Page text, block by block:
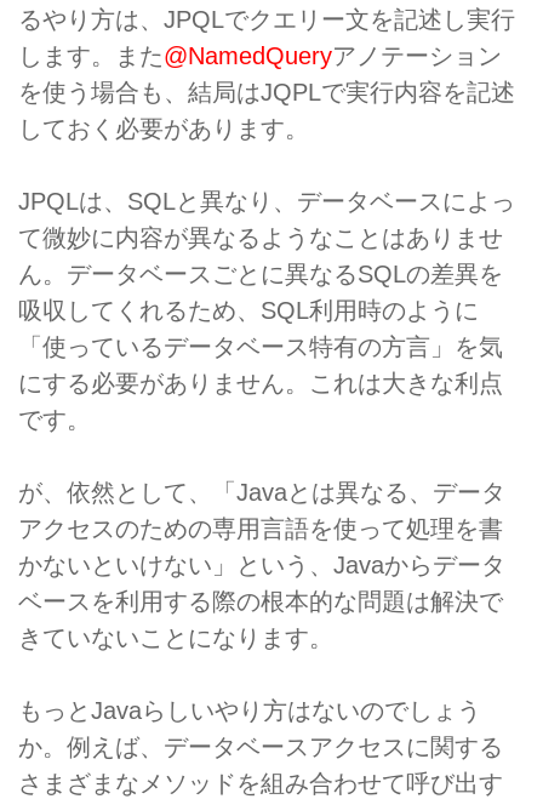
るやり方は、JPQLでクエリー文を記述し実行
します。また@NamedQueryアノテーション
を使う場合も、結局はJQPLで実行内容を記述
しておく必要があります。
JPQLは、SQLと異なり、データベースによっ
て微妙に内容が異なるようなことはありませ
ん。データベースごとに異なるSQLの差異を
吸収してくれるため、SQL利用時のように
「使っているデータベース特有の方言」を気
にする必要がありません。これは大きな利点
です。
が、依然として、「Javaとは異なる、データ
アクセスのための専用言語を使って処理を書
かないといけない」という、Javaからデータ
ベースを利用する際の根本的な問題は解決で
きていないことになります。
もっとJavaらしいやり方はないのでしょう
か。例えば、データベースアクセスに関する
さまざまなメソッドを組み合わせて呼び出す